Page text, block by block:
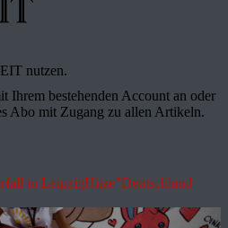
nutzen.
Ihrem bestehenden Account an oder
Abo mit Zugang zu allen Artikeln.
in LeipzigHitze"Deutschland